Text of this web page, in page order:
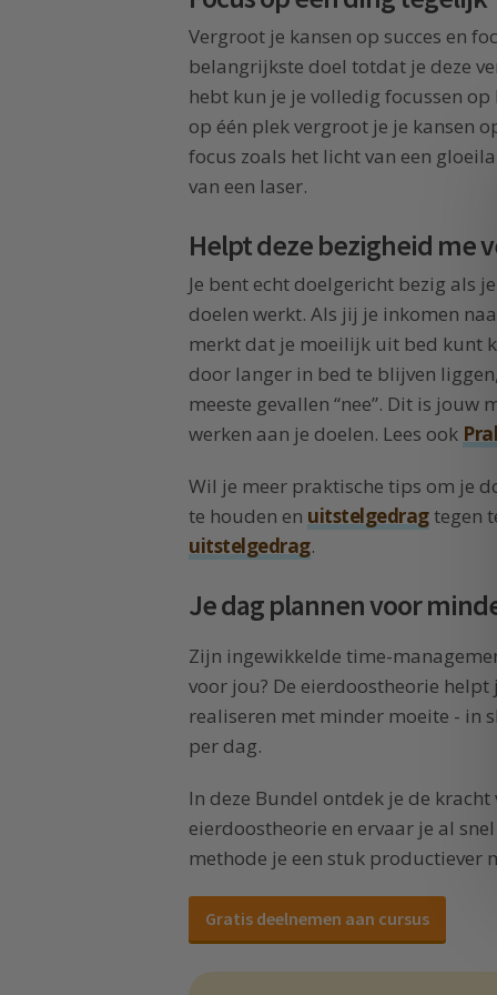
Vergroot je kansen op succes en
belangrijkste doel totdat je deze
hebt kun je je volledig focussen
op één plek vergroot je je kansen
focus zoals het licht van een
van een laser.
Helpt deze bezigheid me
Je bent echt doelgericht bezig als
doelen werkt. Als jij je inkomen
merkt dat je moeilijk uit bed kunt
door langer in bed te blijven
meeste gevallen “nee”. Dit is
werken aan je doelen. Lees ook
Wil je meer praktische tips om je
te houden en uitstelgedragtegen
uitstelgedrag.
Je dag plannen voor
Zijn ingewikkelde time-
voor jou? De eierdoostheorie helpt
realiseren met minder moeite - in
per dag.
In deze Bundel ontdek je de kracht
eierdoostheorie en ervaar je al snel
methode je een stuk productiever
Gratis deelnemen aan cursus